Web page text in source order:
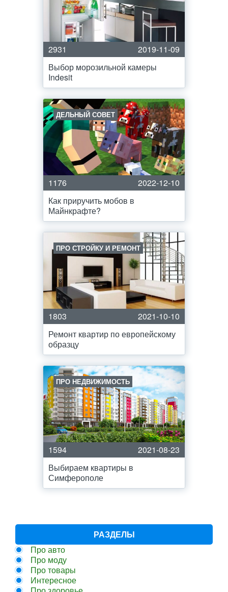
2931
2019-11-09
Выбор морозильной камеры
Indesit
ДЕЛЬНЫЙ СОВЕТ
1176
2022-12-10
Как приручить мобов в
Майнкрафте?
ПРО СТРОЙКУ И РЕМОНТ
1803
2021-10-10
Ремонт квартир по европейскому
образцу
ПРО НЕДВИЖИМОСТЬ
1594
2021-08-23
Выбираем квартиры в
Симферополе
РАЗДЕЛЫ
Про авто
Про моду
Про товары
Интересное